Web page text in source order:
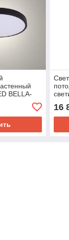
BELLA-
6000K
16